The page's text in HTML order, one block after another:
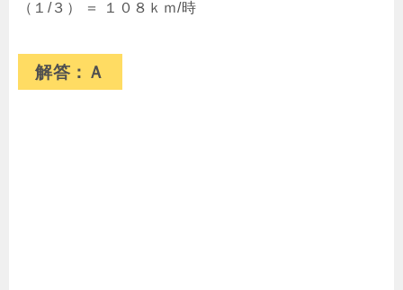
（１/３） ＝ １０８ｋｍ/時
解答：Ａ